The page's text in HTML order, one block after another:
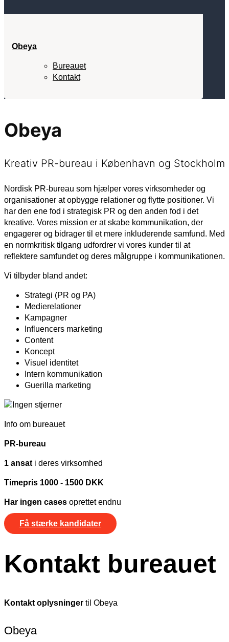
Obeya
Bureauet
Kontakt
Obeya
Kreativ PR-bureau i København og Stockholm
Nordisk PR-bureau som hjælper vores virksomheder og
organisationer at opbygge relationer og flytte positioner. Vi
har den ene fod i strategisk PR og den anden fod i det
kreative. Vores mission er at skabe kommunikation, der
engagerer og bidrager til et mere inkluderende samfund. Med
en normkritisk tilgang udfordrer vi vores kunder til at
reflektere samfundet og deres målgruppe i kommunikationen.
Vi tilbyder bland andet:
Strategi (PR og PA)
Medierelationer
Kampagner
Influencers marketing
Content
Koncept
Visuel identitet
Intern kommunikation
Guerilla marketing
Info om bureauet
PR-bureau
1 ansati deres virksomhed
Timepris 1000 - 1500 DKK
Har ingen cases oprettet endnu
Få stærke kandidater
Kontakt bureauet
Kontakt oplysninger til Obeya
Obeya